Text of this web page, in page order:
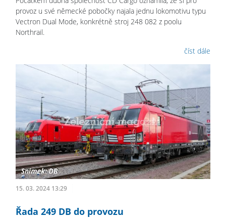
provoz u své německé pobočky najala jednu lokomotivu typu
Vectron Dual Mode, konkrétně stroj 248 082 z poolu
Northrail.
číst dále
15. 03. 2024 13:29
Řada 249 DB do provozu